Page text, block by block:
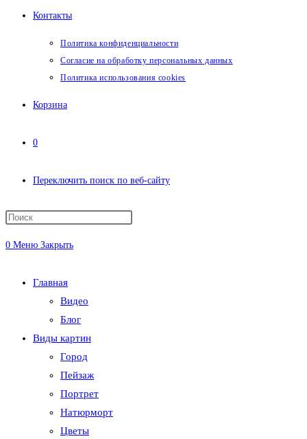
Контакты
Политика конфиденциальности
Согласие на обработку персональных данных
Политика использования cookies
Корзина
0
Переключить поиск по веб-сайту
0 Меню Закрыть
Главная
Видео
Блог
Виды картин
Город
Пейзаж
Портрет
Натюрморт
Цветы